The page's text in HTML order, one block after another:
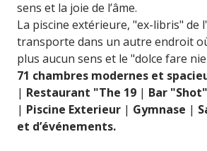
sens et la joie de l’âme.
La piscine extérieure, "ex-libris" de
transporte dans un autre endroit
plus aucun sens et le "dolce fare
71 chambres modernes et
| Restaurant "The 19 | Bar "Shot"
| Piscine Exterieur | Gymnase |
et d’événements.